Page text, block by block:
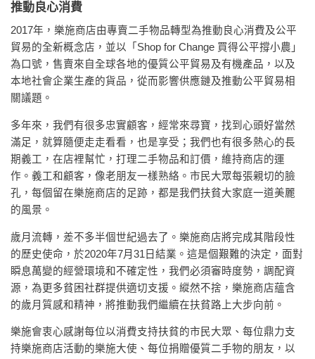
推動良心消費
2017年，樂施商店由專賣二手物品轉型為推動良心消費及公平
貿易的全新概念店，並以「Shop for Change 買得公平撐小農」
為口號，售賣來自全球各地的優質公平貿易及有機產品，以及
本地社會企業生產的貨品，從而影響供應鏈及推動公平貿易相
關議題。
多年來，我們有很多忠實顧客，經常來尋寶，找到心頭好當然
滿足，就算隨便走走看看，也是享受；我們也有很多熱心的長
期義工，在店裡幫忙，打理二手物品和訂價，維持商店的運
作。義工和顧客，像老朋友一樣熟絡。市民大眾每張親切的臉
孔，每個留在樂施商店的足跡，都是我們扶貧大家庭一道美麗
的風景。
歲月流轉，差不多半個世紀過去了。樂施商店將完成其階段性
的歷史使命，於2020年7月31日結業。這是個艱難的決定，面對
瞬息萬變的經營環境和不確定性，我們必須審時度勢，調配資
源，為更多貧困社群提供適切支援。縱然不捨，樂施商店蘊含
的歲月質感和精神，將推動我們繼續在扶貧路上大步向前。
樂施會衷心感謝每位以消費支持扶貧的市民大眾、每位鼎力支
持樂施商店活動的樂施大使、每位捐贈優質二手物的朋友，以